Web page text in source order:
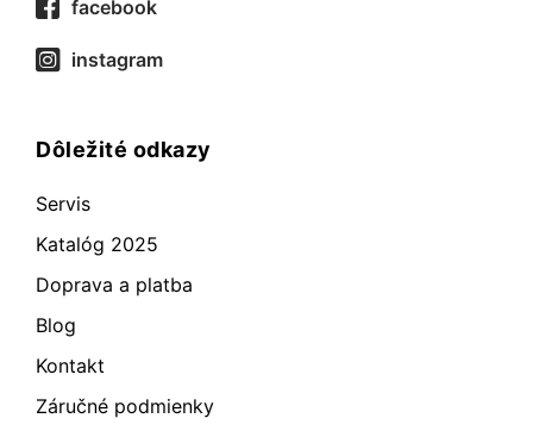
facebook
instagram
Dôležité odkazy
Servis
Katalóg 2025
Doprava a platba
Blog
Kontakt
Záručné podmienky